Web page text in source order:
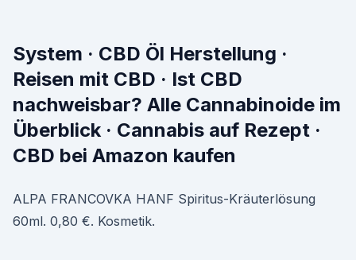
System · CBD Öl Herstellung ·
Reisen mit CBD · Ist CBD
nachweisbar? Alle Cannabinoide im
Überblick · Cannabis auf Rezept ·
CBD bei Amazon kaufen
ALPA FRANCOVKA HANF Spiritus-Kräuterlösung
60ml. 0,80 €. Kosmetik.